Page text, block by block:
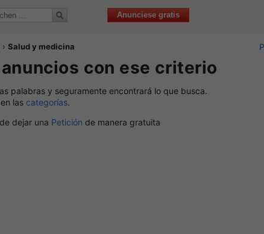
Anunciese gratis
›Salud y medicina
anuncios con ese criterio
palabras y seguramente encontrará lo que busca.
las categorías.
dejar una Petición de manera gratuita